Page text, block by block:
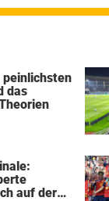
das
auf der